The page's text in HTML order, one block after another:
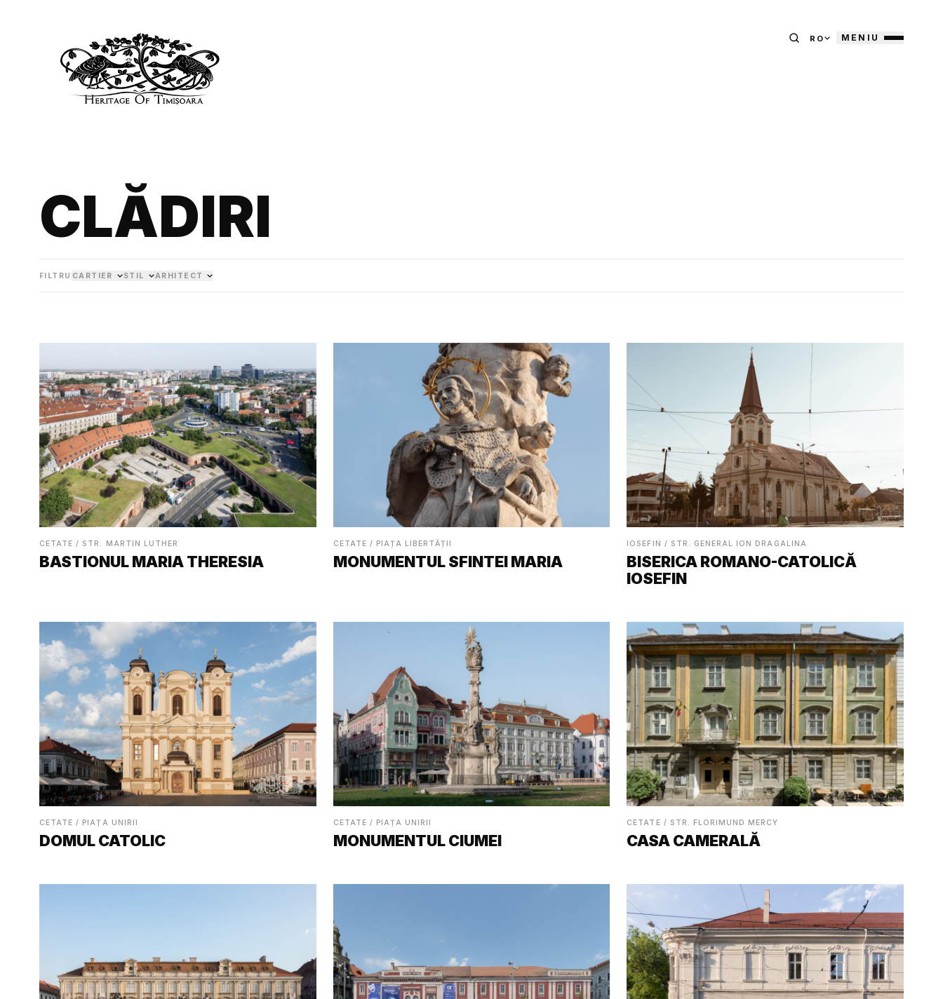
RO MENIU
CLĂDIRI
FILTRU CARTIER STIL ARHITECT
CETATE / STR. MARTIN LUTHER
BASTIONUL MARIA THERESIA
CETATE / PIAȚA LIBERTĂȚII
MONUMENTUL SFINTEI MARIA
IOSEFIN / STR. GENERAL ION DRAGALINA
BISERICA ROMANO-CATOLICĂ
IOSEFIN
CETATE / PIAȚA UNIRII
DOMUL CATOLIC
CETATE / PIAȚA UNIRII
MONUMENTUL CIUMEI
CETATE / STR. FLORIMUND MERCY
CASA CAMERALĂ